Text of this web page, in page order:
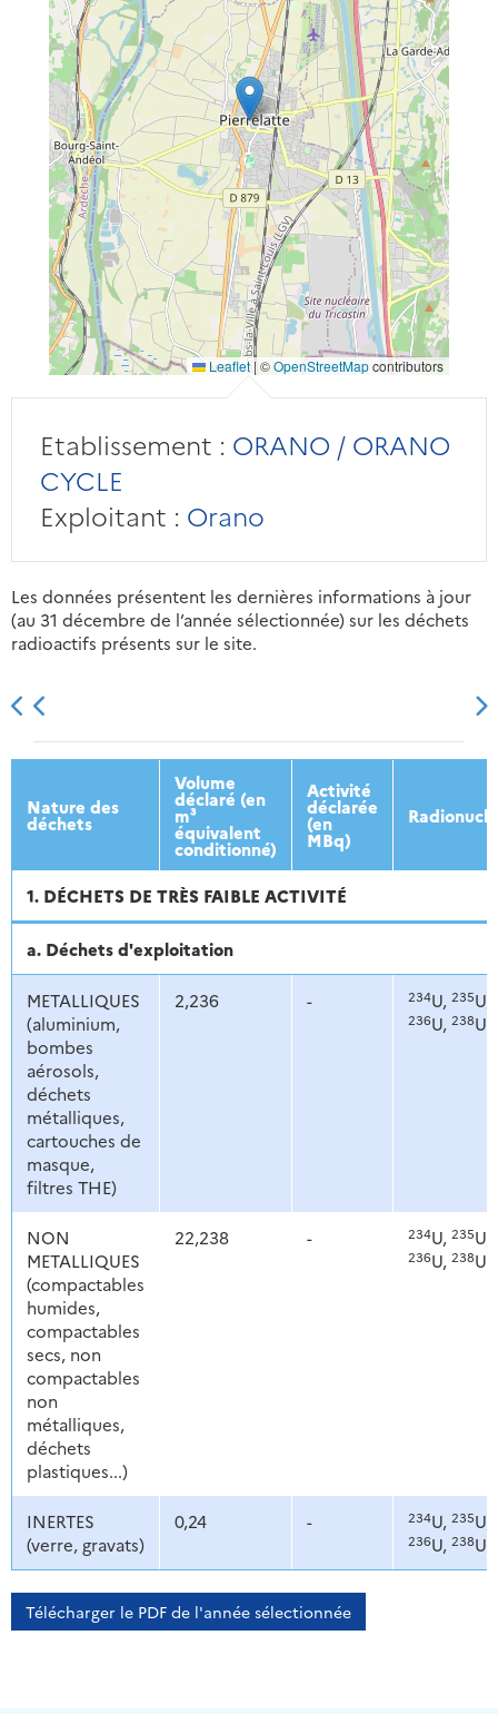
Leaflet | ©OpenStreetMapcontributors
Etablissement : ORANO / ORANO
CYCLE
Exploitant : Orano
Les données présentent les dernières informations à jour
(au 31 décembre de l’année sélectionnée) sur les déchets
radioactifs présents sur le site.
2013 2014 2015 2016
Nature des
déchets
Volume
déclaré (en
m³
équivalent
conditionné)
Activité
déclarée
(en
MBq)
1. DÉCHETS DE TRÈS FAIBLE ACTIVITÉ
a. Déchets d'exploitation
METALLIQUES
(aluminium,
bombes
aérosols,
déchets
métalliques,
cartouches de
masque,
filtres THE)
2,236 - 234U, 235U,
236U, 238U
NON
METALLIQUES
(compactables
humides,
compactables
secs, non
compactables
non
métalliques,
déchets
plastiques...)
22,238 - 234U, 235U,
236U, 238U
INERTES
(verre, gravats)
0,24 - 234U, 235U,
236U, 238U
Télécharger le PDF de l'année sélectionnée